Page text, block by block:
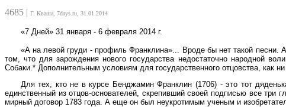
4685 | Г. Кваша, 7days.ru, 31.01.2014
«7 Дней» 31 января - 6 февраля 2014 г.
«А на левой груди - профиль Франклина»... Вроде бы нет такой
том, что для зарождения нового государства недостаточно народной
Собаки.* Дополнительным условиям для государственного отцовства, как
Для тех, кто не в курсе Бенджамин Франклин (1706) - это тот
единственный из отцов-основателей, скрепивший своей подписью все
мирный договор 1783 года. А еще он был неукротимым ученым и